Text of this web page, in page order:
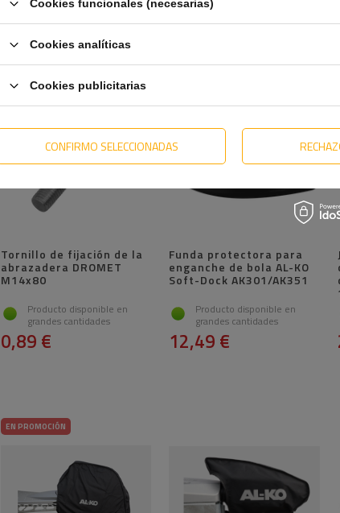
Tornillo de fijación de la
abrazadera DROMET
M14x80
Producto disponible en
grandes cantidades
0,89 €
Funda protectora para
enganche de bola AL-KO
Soft-Dock AK301/AK351
Producto disponible en
grandes cantidades
12,49 €
EN PROMOCIÓN
Cookies funcionales (necesarias)
Cookies analíticas
Cookies publicitarias
CONFIRMO SELECCIONADAS